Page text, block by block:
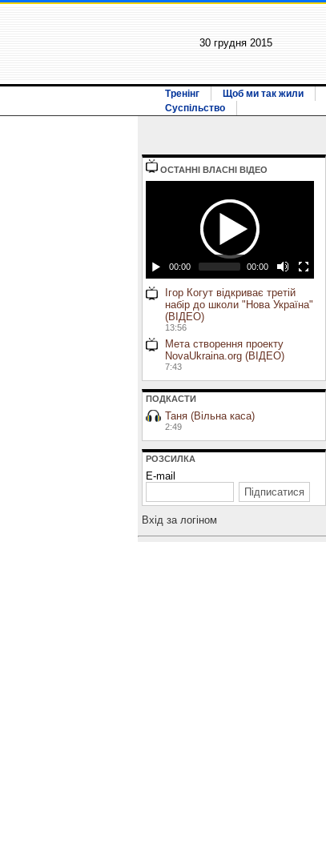
30 грудня 2015
Тренінг Щоб ми так жили
Суспільство
ОСТАННI ВЛАСНI ВIДЕО
00:00 00:00
Ігор Когут відкриває третій
набір до школи "Нова Україна"
(ВІДЕО)
13:56
Мета створення проекту
NovaUkraina.org (ВІДЕО)
7:43
ПОДКАСТИ
Таня (Вільна каса)
2:49
РОЗСИЛКА
E-mail
Вхiд за логiном